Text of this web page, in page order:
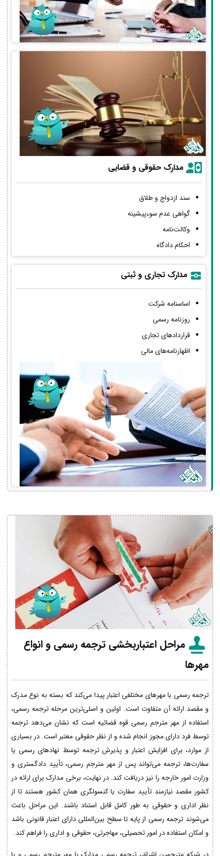
مدارک حقوقی و قضایی
سند ازدواج و طلاق
گواهی عدم سوءپیشینه
وکالت‌نامه
احکام دادگاه
مدارک تجاری و ثبتی
اساسنامه شرکت
روزنامه رسمی
قراردادهای تجاری
اظهارنامه‌های مالی
مراحل اعتباربخشی ترجمه رسمی و انواع
مهرها
ترجمه رسمی با مهرهای مختلفی اعتبار پیدا می‌کند که بسته به نوع مدرک
و مقصد ارائه آن متفاوت است. اولین و اصلی‌ترین مرحله ترجمه رسمی،
استفاده از مهر مترجم رسمی قوه قضائیه است که نشان می‌دهد ترجمه
توسط فرد دارای مجوز انجام شده و از نظر حقوقی معتبر است. در بسیاری
از موارد، برای افزایش اعتبار و پذیرش ترجمه توسط نهادهای رسمی یا
سفارت‌ها، ترجمه می‌تواند پس از مهر مترجم رسمی، تأیید دادگستری و
وزارت امور خارجه را نیز دریافت کند. در نهایت، برخی مدارک برای ارائه در
کشور مقصد نیازمند تأیید سفارت یا کنسولگری همان کشور هستند تا از
نظر اداری و حقوقی به طور کامل قابل استناد باشند. این مراحل باعث
می‌شوند ترجمه رسمی از پایه تا سطح بین‌المللی دارای اعتبار قانونی باشد
و امکان استفاده در امور تحصیلی، مهاجرتی، حقوقی و اداری را فراهم کند.